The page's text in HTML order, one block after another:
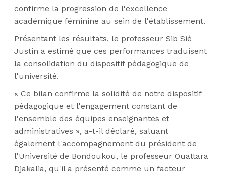
confirme la progression de l'excellence
académique féminine au sein de l'établissement.
Présentant les résultats, le professeur Sib Sié
Justin a estimé que ces performances traduisent
la consolidation du dispositif pédagogique de
l'université.
« Ce bilan confirme la solidité de notre dispositif
pédagogique et l'engagement constant de
l'ensemble des équipes enseignantes et
administratives », a-t-il déclaré, saluant
également l'accompagnement du président de
l'Université de Bondoukou, le professeur Ouattara
Djakalia, qu'il a présenté comme un facteur